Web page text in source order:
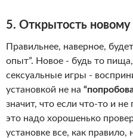
5. Открытость
Правильнее, наверное,
опыт”. Новое - будь то
сексуальные игры -
установкой не на
значит, что если что-то и не
это надо хорошенько
установке все, как правило,